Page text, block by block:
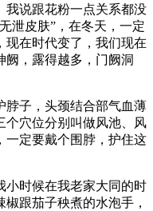
我说跟花粉一点关系都没
泄皮肤”，在冬天，一定
现在时代变了，我们现在
阙，露得越多，门阙洞
脖子，头颈结合部气血薄
个穴位分别叫做风池、风
一定要戴个围脖，护住这
小时候在我老家大同的时
跟茄子秧煮的水泡手，